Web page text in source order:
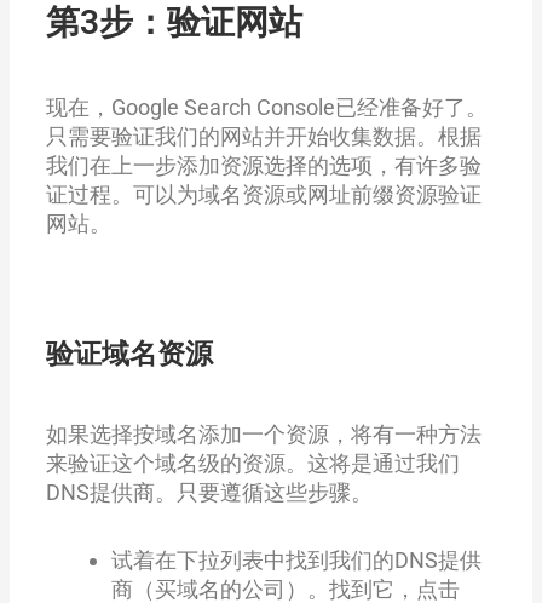
第3步：验证网站
现在，Google Search Console已经准备好了。
只需要验证我们的网站并开始收集数据。根据
我们在上一步添加资源选择的选项，有许多验
证过程。可以为域名资源或网址前缀资源验证
网站。
验证域名资源
如果选择按域名添加一个资源，将有一种方法
来验证这个域名级的资源。这将是通过我们
DNS提供商。只要遵循这些步骤。
试着在下拉列表中找到我们的DNS提供
商（买域名的公司）。找到它，点击